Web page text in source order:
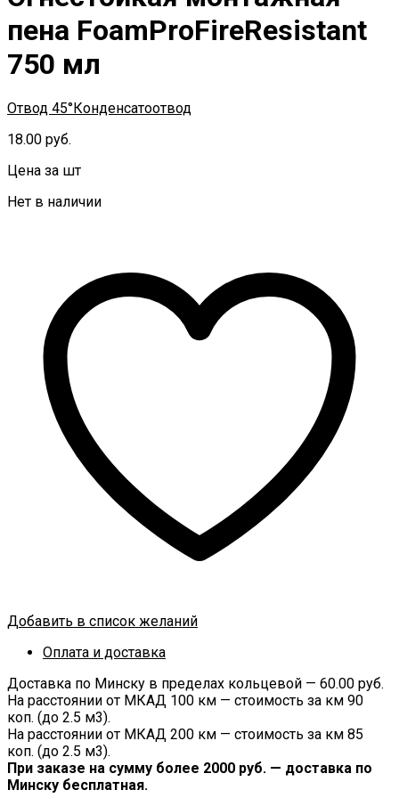
пена FoamProFireResistant
750 мл
Отвод 45° Конденсатоотвод
18.00 руб.
Цена за шт
Нет в наличии
Добавить в список желаний
Оплата и доставка
Доставка по Минску в пределах кольцевой — 60.00 руб.
На расстоянии от МКАД 100 км — стоимость за км 90
коп. (до 2.5 м3).
На расстоянии от МКАД 200 км — стоимость за км 85
коп. (до 2.5 м3).
При заказе на сумму более 2000 руб. — доставка по
Минску бесплатная.